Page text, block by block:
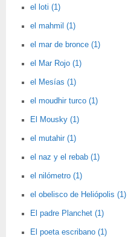
el loti (1)
el mahmil (1)
el mar de bronce (1)
el Mar Rojo (1)
el Mesías (1)
el moudhir turco (1)
El Mousky (1)
el mutahir (1)
el naz y el rebab (1)
el nilómetro (1)
el obelisco de Heliópolis (1)
El padre Planchet (1)
El poeta escribano (1)